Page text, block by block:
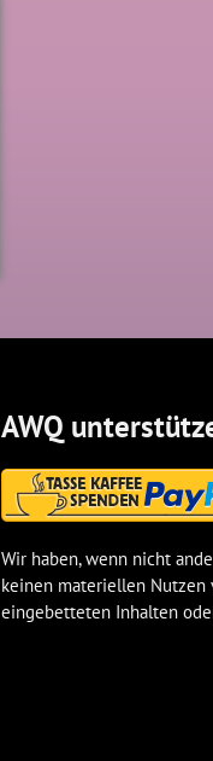
AWQ
Wir haben, wenn nicht
keinen materiellen
eingebetteten Inhalten